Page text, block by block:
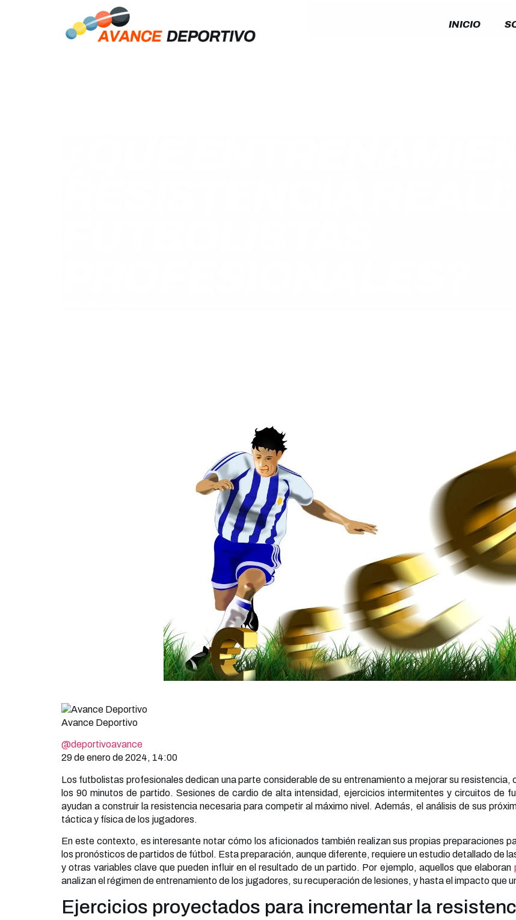
INICIO
Avance Deportivo
@deportivoavance
29 de enero de 2024, 14:00
Los futbolistas profesionales dedican una parte considerable de su entrenamiento a mejorar su resistencia,
los 90 minutos de partido. Sesiones de cardio de alta intensidad, ejercicios intermitentes y circuitos de
ayudan a construir la resistencia necesaria para competir al máximo nivel. Además, el análisis de sus
táctica y física de los jugadores.
En este contexto, es interesante notar cómo los aficionados también realizan sus propias preparaciones
los pronósticos de partidos de fútbol. Esta preparación, aunque diferente, requiere un estudio detallado de
y otras variables clave que pueden influir en el resultado de un partido. Por ejemplo, aquellos que elaboran
analizan el régimen de entrenamiento de los jugadores, su recuperación de lesiones, y hasta el impacto que
Ejercicios proyectados para incrementar la